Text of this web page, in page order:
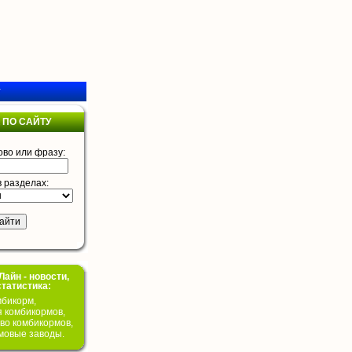
САЙТУ
или фразу:
разделах:
- новости,
комбикормов,
комбикормов,
заводы.